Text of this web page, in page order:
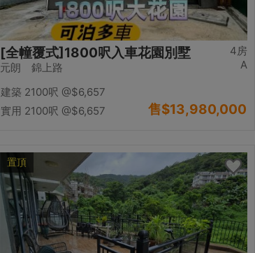
4房
A
[全幢覆式]1800呎入車花園別墅
元朗 錦上路
建築 2100呎 @$6,657
實用 2100呎 @$6,657 售$13,980,000
置頂